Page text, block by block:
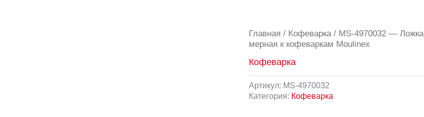
Главная / Кофеварка/ MS-4970032 — Ложка
мерная к кофеваркам Moulinex
Кофеварка
Артикул: MS-4970032
Категория: Кофеварка